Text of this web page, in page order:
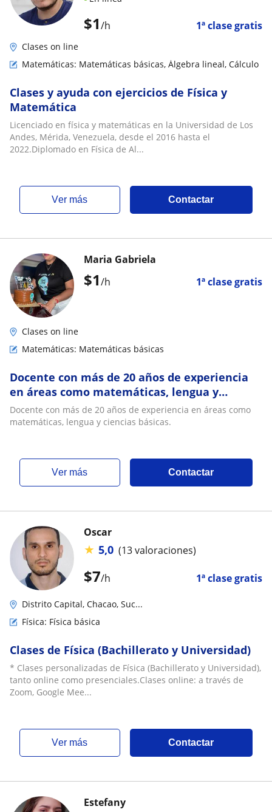
$1/h 1ª clase gratis
Clases on line
Matemáticas: Matemáticas básicas, Álgebra lineal, Cálculo
Clases y ayuda con ejercicios de Física y
Matemática
Licenciado en física y matemáticas en la Universidad de Los
Andes, Mérida, Venezuela, desde el 2016 hasta el
2022.Diplomado en Física de Al...
ver más Contactar
$1/h 1ª clase gratis
Maria Gabriela
Clases on line
Matemáticas: Matemáticas básicas
Docente con más de 20 años de experiencia
en áreas como matemáticas, lengua y
ciencias básicas
Docente con más de 20 años de experiencia en áreas como
matemáticas, lengua y ciencias básicas.
ver más Contactar
$7/h 1ª clase gratis
Oscar
★ 5,0 (13 valoraciones)
Distrito Capital, Chacao, Suc...
Física: Física básica
Clases de Física (Bachillerato y Universidad)
* Clases personalizadas de Física (Bachillerato y Universidad),
tanto online como presenciales.Clases online: a través de
Zoom, Google Mee...
ver más Contactar
Estefany